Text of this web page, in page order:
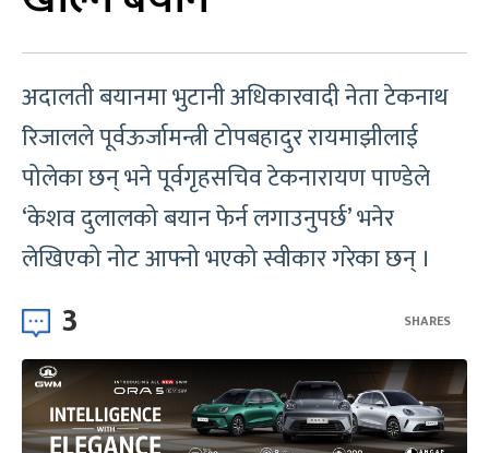
अदालती बयानमा भुटानी अधिकारवादी नेता टेकनाथ
रिजालले पूर्वऊर्जामन्त्री टोपबहादुर रायमाझीलाई
पोलेका छन् भने पूर्वगृहसचिव टेकनारायण पाण्डेले
‘केशव दुलालको बयान फेर्न लगाउनुपर्छ’ भनेर
लेखिएको नोट आफ्नो भएको स्वीकार गरेका छन् ।
3 SHARES